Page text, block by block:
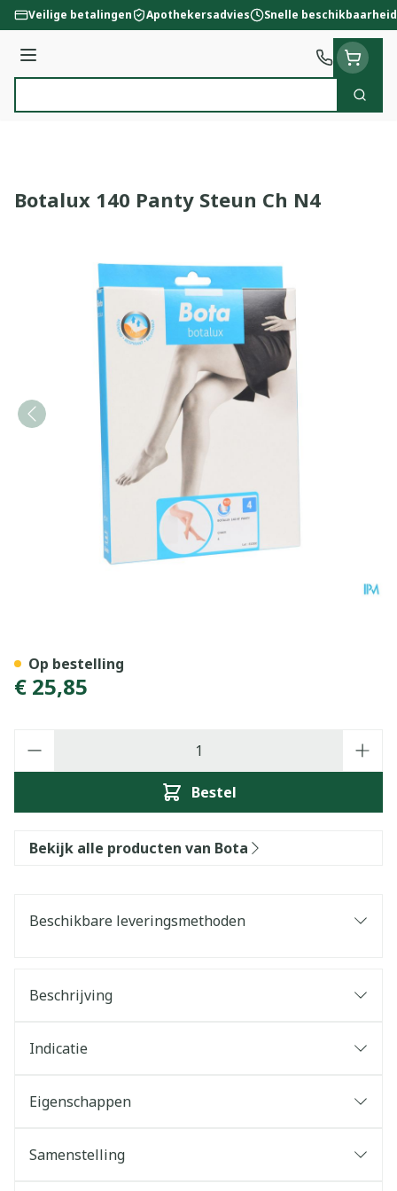
Ga naar de inhoud
Veilige betalingen Apothekersadvies Snelle beschikbaarheid
Menu
Zoek
Botalux 140 Panty Steun Ch N4
€ 25,85
Bestel
Op bestelling
Bekijk alle producten van Bota
Beschikbare leveringsmethoden
Beschrijving
Indicatie
Eigenschappen
Samenstelling